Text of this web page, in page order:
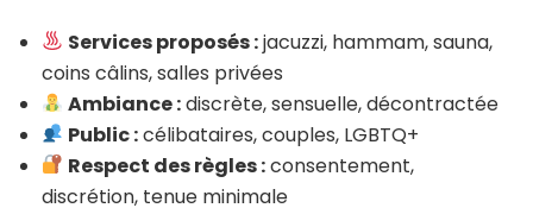
Services proposés :jacuzzi, hammam, sauna,
coins câlins, salles privées
Ambiance :discrète, sensuelle, décontractée
Public :célibataires, couples, LGBTQ+
Respect des règles :consentement,
discrétion, tenue minimale